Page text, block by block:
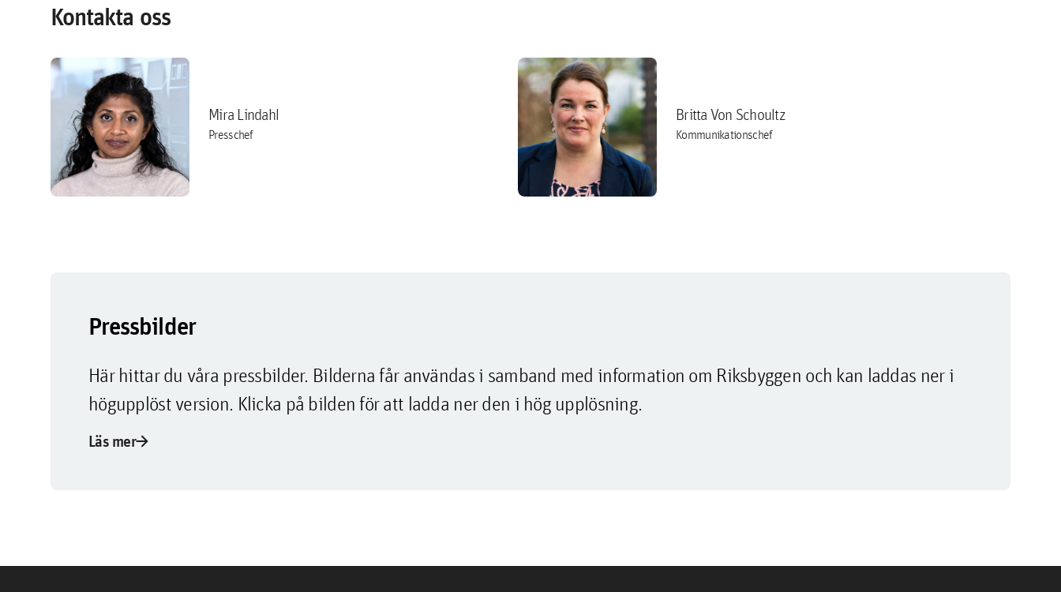
Kontakta oss
Mira Lindahl
Presschef
Britta Von Schoultz
Kommunikationschef
Pressbilder
Här hittar du våra pressbilder. Bilderna får användas i samband med information om Riksbyggen och kan laddas ner i
högupplöst version. Klicka på bilden för att ladda ner den i hög upplösning.
Läs merarrow_forward